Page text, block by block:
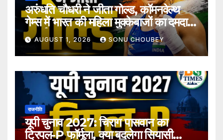
अरुंधति चौधरी ने जीता गोल्ड, कॉमनवेल्थ
गेम्स में भारत की महिला मुक्केबाजों का दमदार
प्रदर्शन
AUGUST 1, 2026 SONU CHOUBEY
राजनीति
यूपी चुनाव 2027: चिराग पासवान का
ट्रिपल-P फॉर्मूला, क्या बदलेगा सियासी